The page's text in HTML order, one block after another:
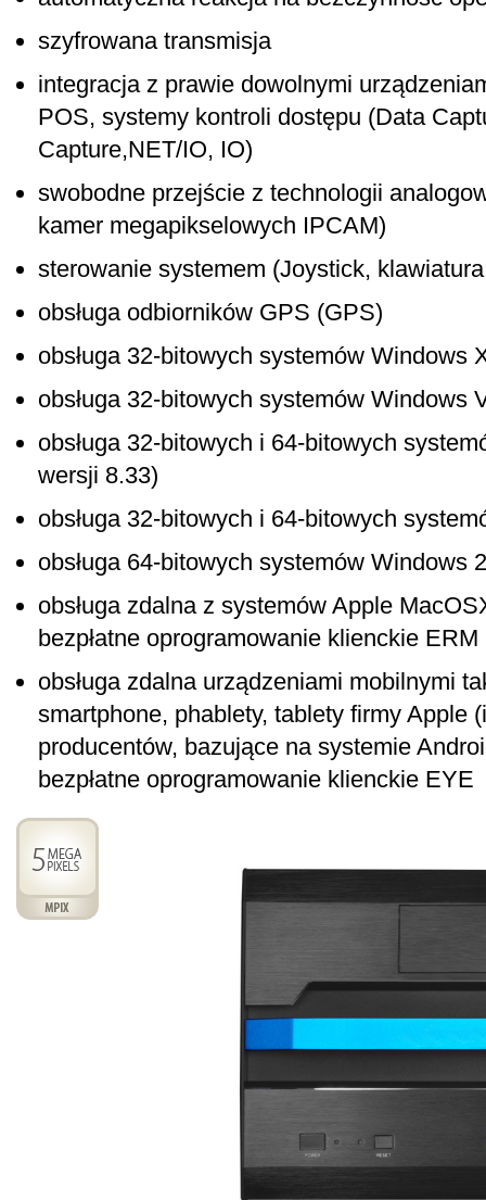
szyfrowana transmisja
integracja z prawie dowolnymi
POS, systemy kontroli dostępu (Data
Capture,NET/IO, IO)
swobodne przejście z technologii
kamer megapikselowych IPCAM)
sterowanie systemem (Joystick,
obsługa odbiorników GPS (GPS)
obsługa 32-bitowych systemów Windows
obsługa 32-bitowych systemów Windows
obsługa 32-bitowych i 64-bitowych
wersji 8.33)
obsługa 32-bitowych i 64-bitowych
obsługa 64-bitowych systemów Windows
obsługa zdalna z systemów Apple
bezpłatne oprogramowanie klienckie ERM
obsługa zdalna urządzeniami mobilnymi
smartphone, phablety, tablety firmy Apple
producentów, bazujące na systemie
bezpłatne oprogramowanie klienckie EYE